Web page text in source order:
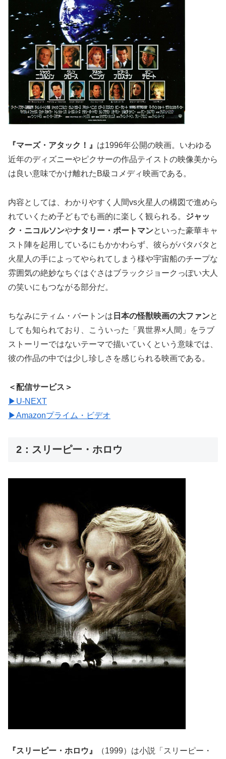
『マーズ・アタック！』 は1996年公開の映画。いわゆる
近年のディズニーやピクサーの作品テイストの映像美から
は良い意味でかけ離れたB級コメディ映画である。
内容としては、わかりやすく人間vs火星人の構図で進めら
れていくため子どもでも画的に楽しく観られる。 ジャッ
ク・ニコルソンやナタリー・ポートマンといった豪華キャ
スト陣を起用しているにもかかわらず、彼らがバタバタと
火星人の手によってやられてしまう様や宇宙船のチープな
雰囲気の絶妙なちぐはぐさはブラックジョークっぽい大人
の笑いにもつながる部分だ。
ちなみにティム・バートンは 日本の怪獣映画の大ファンと
しても知られており、こういった「異世界×人間」をラブ
ストーリーではないテーマで描いていくという意味では、
彼の作品の中では少し珍しさを感じられる映画である。
＜配信サービス＞
▶︎U-NEXT
▶︎Amazonプライム・ビデオ
2：スリーピー・ホロウ
『スリーピー・ホロウ』
（1999）は小説「スリーピー・